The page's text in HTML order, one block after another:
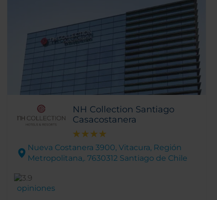
NH Collection Santiago
Casacostanera
Nueva Costanera 3900, Vitacura, Región
Metropolitana,. 7630312 Santiago de Chile
opiniones